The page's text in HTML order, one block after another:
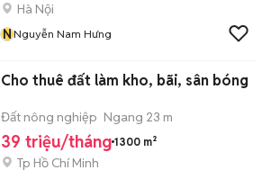
Hà Nội
NNguyễn Nam Hưng
Cho thuê đất làm kho, bãi, sân bóng
Đất nông nghiệp Ngang 23 m
39 triệu/tháng 1300 m²
Tp Hồ Chí Minh